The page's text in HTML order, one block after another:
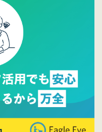
ンFacebook
設しました。詳細は
ースしました。